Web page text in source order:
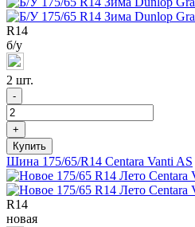
R14
б/у
2 шт.
-
+
Шина 175/65/R14 Centara Vanti AS
R14
новая